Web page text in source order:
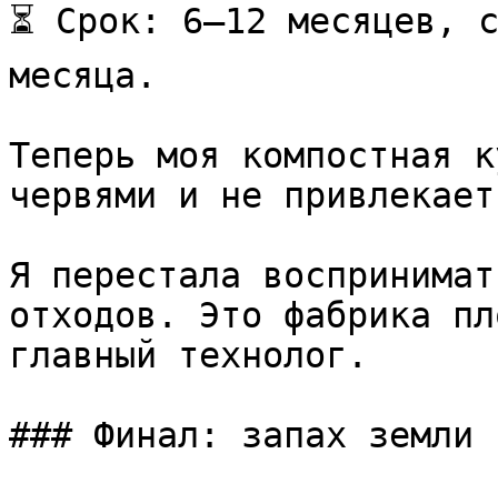
⏳ Срок: 6–12 месяцев,
месяца.
Теперь моя компостная
червями и не
Я перестала
отходов. Это фабрика
главный технолог.
### Финал: запах земли